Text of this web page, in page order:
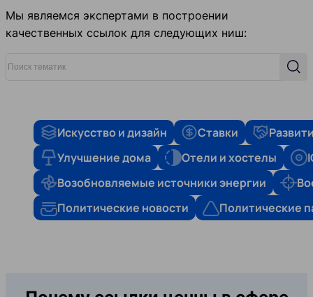
Мы являемся экспертами в построении
качественных ссылок для следующих ниш:
Искусство и дизайн Ставки
Улучшение дома
Отели и хостелы
Возобновляемые источники энергии
Политические новости
Политические